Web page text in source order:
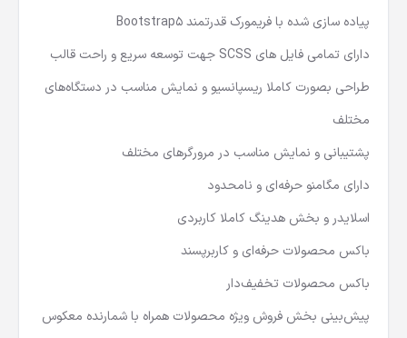
پیاده سازی شده با فریمورک قدرتمند Bootstrap5
دارای تمامی فایل های SCSS جهت توسعه سریع و راحت قالب
طراحی بصورت کاملا ریسپانسیو و نمایش مناسب در دستگاه‌های
مختلف
پشتیبانی و نمایش مناسب در مرورگرهای مختلف
دارای مگامنو حرفه‌ای و نامحدود
اسلایدر و بخش هدینگ کاملا کاربردی
باکس محصولات حرفه‌ای و کاربرپسند
باکس محصولات تخفیف‌دار
پیش‌بینی بخش فروش ویژه محصولات همراه با شمارنده معکوس